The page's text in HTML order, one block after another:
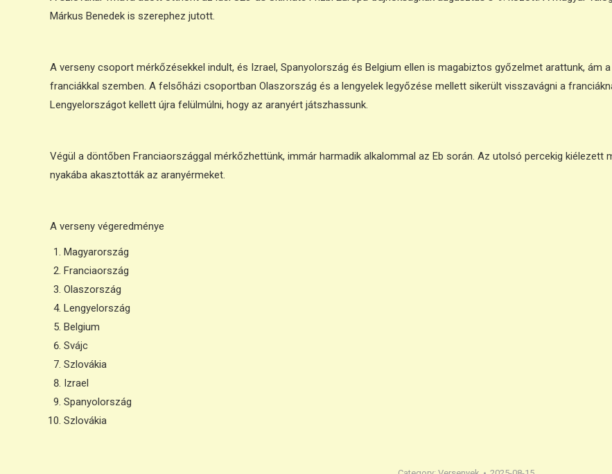
Márkus Benedek is szerephez jutott.
A verseny csoport mérkőzésekkel indult, és Izrael, Spanyolország és Belgium ellen is magabiztos győzelmet arattunk,
franciákkal szemben. A felsőházi csoportban Olaszország és a lengyelek legyőzése mellett sikerült visszavágni a
Lengyelországot kellett újra felülmúlni, hogy az aranyért játszhassunk.
Végül a döntőben Franciaországgal mérkőzhettünk, immár harmadik alkalommal az Eb során. Az utolsó percekig
nyakába akasztották az aranyérmeket.
A verseny végeredménye
Magyarország
Franciaország
Olaszország
Lengyelország
Belgium
Svájc
Szlovákia
Izrael
Spanyolország
Szlovákia